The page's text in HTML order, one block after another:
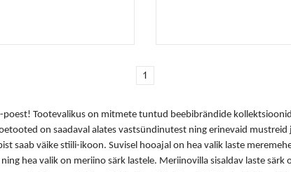
1
poest! Tootevalikus on mitmete tuntud beebibrändide
on saadaval alates vastsündinutest ning erinevaid
saab väike stiili-ikoon. Suvisel hooajal on hea valik laste
hea valik on meriino särk lastele. Meriinovilla sisaldav laste särk